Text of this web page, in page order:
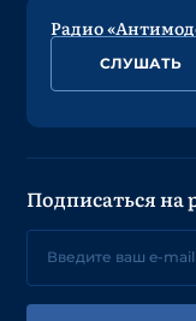
Радио
СЛУШАТЬ
Подписаться на